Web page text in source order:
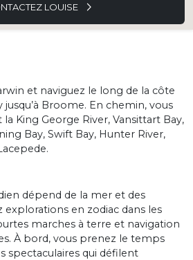
LOUISE
et naviguez le long de la côte
Broome. En chemin, vous
King George River, Vansittart Bay,
Bay, Swift Bay, Hunter River,
dépend de la mer et des
explorations en zodiac dans les
marches à terre et navigation
À bord, vous prenez le temps
spectaculaires qui défilent